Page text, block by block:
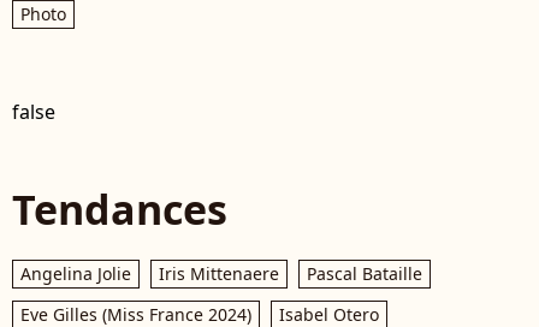
Photo
false
Tendances
Angelina Jolie Iris Mittenaere
Pascal Bataille
Eve Gilles (Miss France 2024)
Isabel Otero